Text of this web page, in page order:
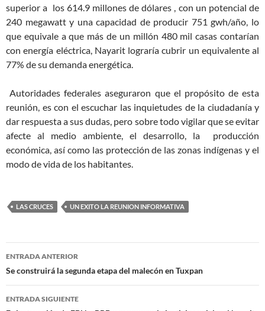
superior a los 614.9 millones de dólares , con un potencial de
240 megawatt y una capacidad de producir 751 gwh/año, lo
que equivale a que más de un millón 480 mil casas contarían
con energía eléctrica, Nayarit lograría cubrir un equivalente al
77% de su demanda energética.
Autoridades federales aseguraron que el propósito de esta
reunión, es con el escuchar las inquietudes de la ciudadanía y
dar respuesta a sus dudas, pero sobre todo vigilar que se evitar
afecte al medio ambiente, el desarrollo, la producción
económica, así como las protección de las zonas indígenas y el
modo de vida de los habitantes.
LAS CRUCES UN EXITO LA REUNION INFORMATIVA
Navegación
de
entradas
ENTRADA ANTERIOR
Se construirá la segunda etapa del malecón en Tuxpan
ENTRADA SIGUIENTE